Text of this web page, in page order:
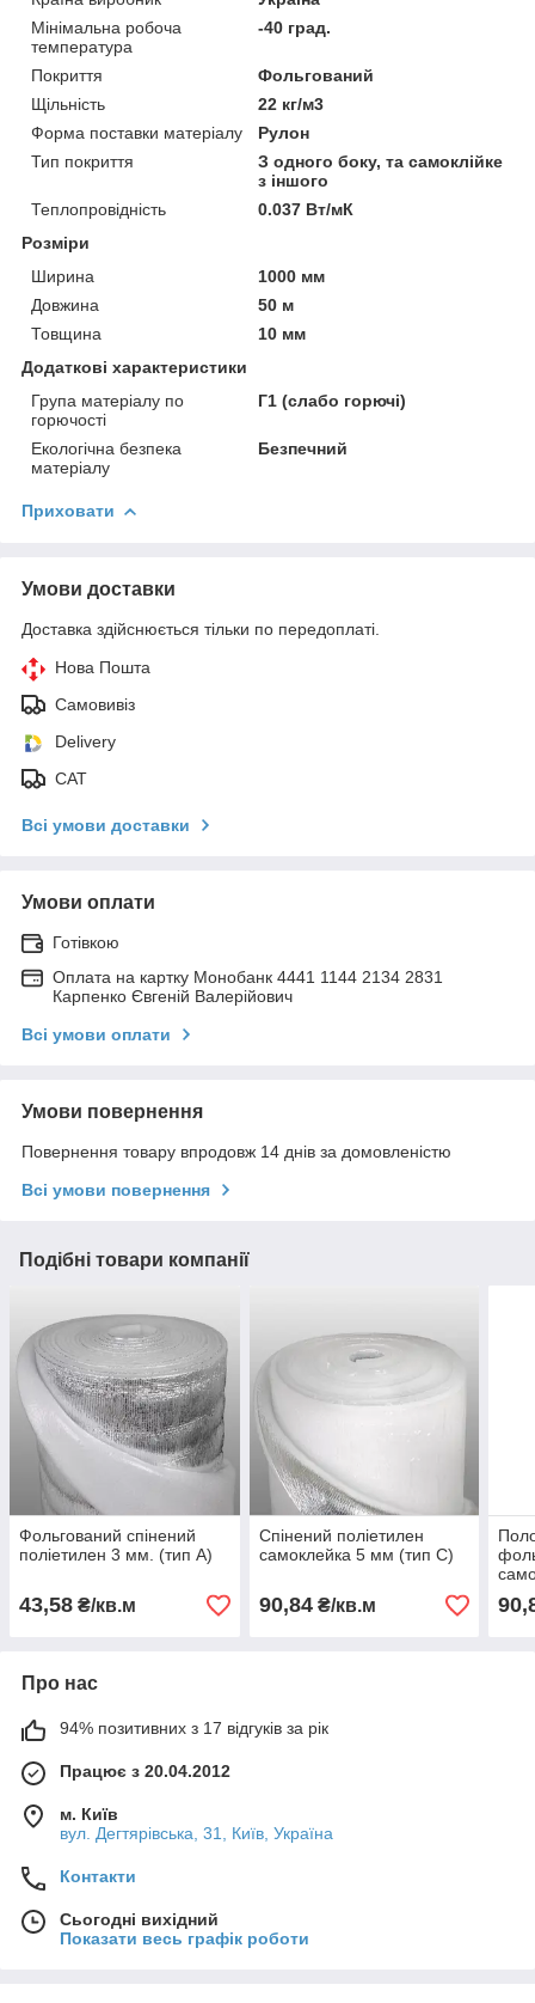
Мінімальна робоча
температура
-40 град.
Покриття
Фольгований
Щільність
22 кг/м3
Форма поставки матеріалу
Рулон
Тип покриття
З одного боку, та самоклійке
з іншого
Теплопровідність
0.037 Вт/мК
Розміри
Ширина
1000 мм
Довжина
50 м
Товщина
10 мм
Додаткові характеристики
Група матеріалу по
горючості
Г1 (слабо горючі)
Екологічна безпека
матеріалу
Безпечний
Приховати
Умови доставки
Доставка здійснюється тільки по передоплаті.
Нова Пошта
Самовивіз
Delivery
САТ
Всі умови доставки
Умови оплати
Готівкою
Оплата на картку Монобанк 4441 1144 2134 2831
Карпенко Євгеній Валерійович
Всі умови оплати
Умови повернення
Повернення товару впродовж 14 днів за домовленістю
Всі умови повернення
Подібні товари компанії
Фольгований спінений
поліетилен 3 мм. (тип А)
43,58 ₴/кв.м
Спінений поліетилен
самоклейка 5 мм (тип С)
90,84₴/кв.м
Про нас
94% позитивних з 17 відгуків за рік
Працює з 20.04.2012
м. Київ
вул. Дегтярівська, 31, Київ, Україна
Контакти
Сьогодні вихідний
Показати весь графік роботи